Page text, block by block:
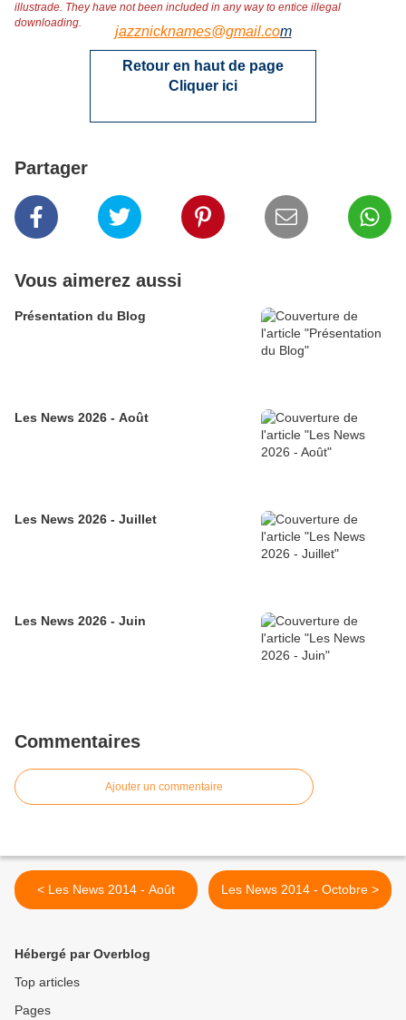
illustrade. They have not been included in any way to entice illegal
downloading.
jazznicknames@gmail.com
Retour en haut de page
Cliquer ici
Partager
Vous aimerez aussi
Présentation du Blog
Les News 2026 - Août
Les News 2026 - Juillet
Les News 2026 - Juin
Commentaires
Ajouter un commentaire
< Les News 2014 - Août Les News 2014 - Octobre >
Hébergé par Overblog
Top articles
Pages